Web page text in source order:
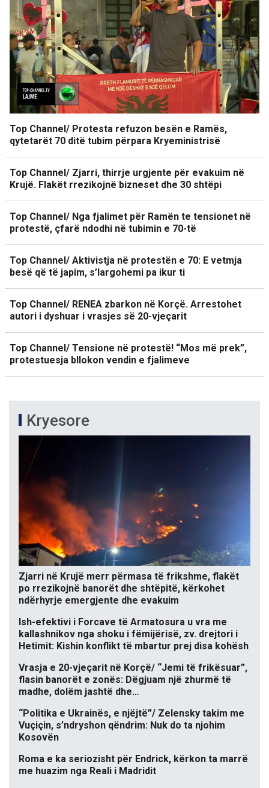
Top Channel/ Protesta refuzon besën e Ramës,
qytetarët 70 ditë tubim përpara Kryeministrisë
Top Channel/ Zjarri, thirrje urgjente për evakuim në
Krujë. Flakët rrezikojnë bizneset dhe 30 shtëpi
Top Channel/ Nga fjalimet për Ramën te tensionet në
protestë, çfarë ndodhi në tubimin e 70-të
Top Channel/ Aktivistja në protestën e 70: E vetmja
besë që të japim, s’largohemi pa ikur ti
Top Channel/ RENEA zbarkon në Korçë. Arrestohet
autori i dyshuar i vrasjes së 20-vjeçarit
Top Channel/ Tensione në protestë! “Mos më prek”,
protestuesja bllokon vendin e fjalimeve
Kryesore
Zjarri në Krujë merr përmasa të frikshme, flakët
po rrezikojnë banorët dhe shtëpitë, kërkohet
ndërhyrje emergjente dhe evakuim
Ish-efektivi i Forcave të Armatosura u vra me
kallashnikov nga shoku i fëmijërisë, zv. drejtori i
Hetimit: Kishin konflikt të mbartur prej disa kohësh
Vrasja e 20-vjeçarit në Korçë/ “Jemi të frikësuar”,
flasin banorët e zonës: Dëgjuam një zhurmë të
madhe, dolëm jashtë dhe…
“Politika e Ukrainës, e njëjtë”/ Zelensky takim me
Vuçiçin, s’ndryshon qëndrim: Nuk do ta njohim
Kosovën
Roma e ka seriozisht për Endrick, kërkon ta marrë
me huazim nga Reali i Madridit